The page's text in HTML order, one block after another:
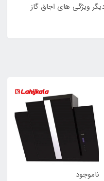
دیگر ویژگی های اجاق گاز
ناموجود